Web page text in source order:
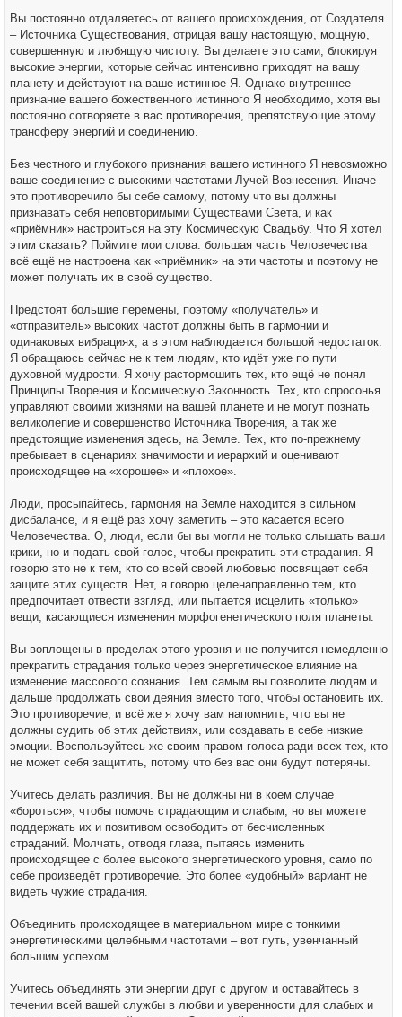
Вы постоянно отдаляетесь от вашего происхождения, от Создателя
– Источника Существования, отрицая вашу настоящую, мощную,
совершенную и любящую чистоту. Вы делаете это сами, блокируя
высокие энергии, которые сейчас интенсивно приходят на вашу
планету и действуют на ваше истинное Я. Однако внутреннее
признание вашего божественного истинного Я необходимо, хотя вы
постоянно сотворяете в вас противоречия, препятствующие этому
трансферу энергий и соединению.
Без честного и глубокого признания вашего истинного Я невозможно
ваше соединение с высокими частотами Лучей Вознесения. Иначе
это противоречило бы себе самому, потому что вы должны
признавать себя неповторимыми Существами Света, и как
«приёмник» настроиться на эту Космическую Свадьбу. Что Я хотел
этим сказать? Поймите мои слова: большая часть Человечества
всё ещё не настроена как «приёмник» на эти частоты и поэтому не
может получать их в своё существо.
Предстоят большие перемены, поэтому «получатель» и
«отправитель» высоких частот должны быть в гармонии и
одинаковых вибрациях, а в этом наблюдается большой недостаток.
Я обращаюсь сейчас не к тем людям, кто идёт уже по пути
духовной мудрости. Я хочу растормошить тех, кто ещё не понял
Принципы Творения и Космическую Законность. Тех, кто спросонья
управляют своими жизнями на вашей планете и не могут познать
великолепие и совершенство Источника Творения, а так же
предстоящие изменения здесь, на Земле. Тех, кто по-прежнему
пребывает в сценариях значимости и иерархий и оценивают
происходящее на «хорошее» и «плохое».
Люди, просыпайтесь, гармония на Земле находится в сильном
дисбалансе, и я ещё раз хочу заметить – это касается всего
Человечества. О, люди, если бы вы могли не только слышать ваши
крики, но и подать свой голос, чтобы прекратить эти страдания. Я
говорю это не к тем, кто со всей своей любовью посвящает себя
защите этих существ. Нет, я говорю целенаправленно тем, кто
предпочитает отвести взгляд, или пытается исцелить «только»
вещи, касающиеся изменения морфогенетического поля планеты.
Вы воплощены в пределах этого уровня и не получится немедленно
прекратить страдания только через энергетическое влияние на
изменение массового сознания. Тем самым вы позволите людям и
дальше продолжать свои деяния вместо того, чтобы остановить их.
Это противоречие, и всё же я хочу вам напомнить, что вы не
должны судить об этих действиях, или создавать в себе низкие
эмоции. Воспользуйтесь же своим правом голоса ради всех тех, кто
не может себя защитить, потому что без вас они будут потеряны.
Учитесь делать различия. Вы не должны ни в коем случае
«бороться», чтобы помочь страдающим и слабым, но вы можете
поддержать их и позитивом освободить от бесчисленных
страданий. Молчать, отводя глаза, пытаясь изменить
происходящее с более высокого энергетического уровня, само по
себе произведёт противоречие. Это более «удобный» вариант не
видеть чужие страдания.
Объединить происходящее в материальном мире с тонкими
энергетическими целебными частотами – вот путь, увенчанный
большим успехом.
Учитесь объединять эти энергии друг с другом и оставайтесь в
течении всей вашей службы в любви и уверенности для слабых и